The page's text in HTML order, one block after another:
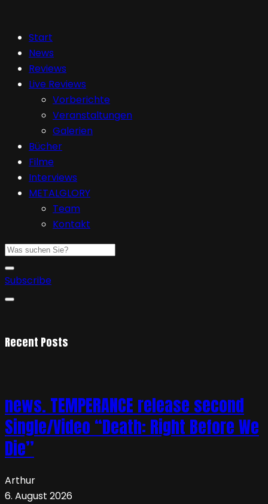
Start
News
Reviews
Live Reviews
Vorberichte
Veranstaltungen
Galerien
Bücher
Filme
Interviews
METALGLORY
Team
Kontakt
Subscribe
Recent Posts
news. TEMPERANCE release second
Single/Video “Death: Right Before We
Die”
Arthur
6. August 2026